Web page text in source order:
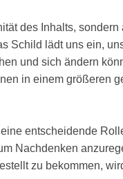
des Inhalts,
Schild lädt uns ein,
und sich ändern
in einem größeren
entscheidende
Nachdenken
zu bekommen,